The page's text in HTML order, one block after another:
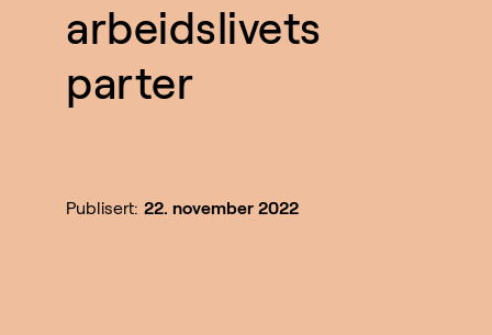
arbeidslivets
parter
Publisert: 22. november 2022